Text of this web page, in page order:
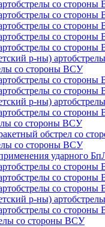
со
со
со
со
со
р-ны)
со стороны ВСУ
со
со
р-ны)
со
со стороны ВСУ
обстрел со
со стороны ВСУ
ударного
со
со
со
р-ны)
со
со стороны ВСУ